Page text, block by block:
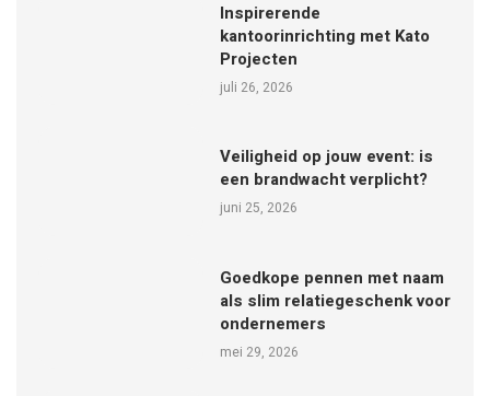
Inspirerende
kantoorinrichting met Kato
Projecten
juli 26, 2026
Veiligheid op jouw event: is
een brandwacht verplicht?
juni 25, 2026
Goedkope pennen met naam
als slim relatiegeschenk voor
ondernemers
mei 29, 2026